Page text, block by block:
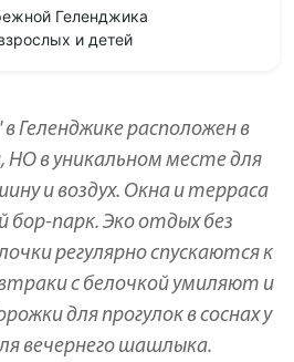
Геленджика
и детей
Геленджике расположен в
в уникальном мeсте для
и воздух. Окна и терраса
бор-парк. Эко отдых без
регулярно спускаются к
с белочкой умиляют и
для прогулок в соснах у
вечернего шашлыка.